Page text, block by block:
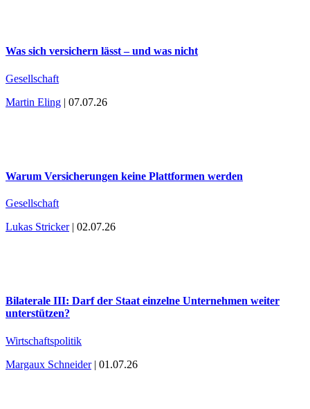
Was sich versichern lässt – und was nicht
Gesellschaft
Martin Eling | 07.07.26
Warum Versicherungen keine Plattformen werden
Gesellschaft
Lukas Stricker| 02.07.26
Bilaterale III: Darf der Staat einzelne Unternehmen weiter
unterstützen?
Wirtschaftspolitik
Margaux Schneider| 01.07.26